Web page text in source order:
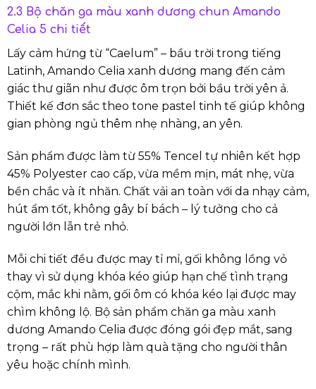
2.3 Bộ chăn ga màu xanh dương chun Amando
Celia 5 chi tiết
Lấy cảm hứng từ “Caelum” – bầu trời trong tiếng
Latinh, Amando Celia xanh dương mang đến cảm
giác thư giãn như được ôm trọn bởi bầu trời yên ả.
Thiết kế đơn sắc theo tone pastel tinh tế giúp không
gian phòng ngủ thêm nhẹ nhàng, an yên.
Sản phẩm được làm từ 55% Tencel tự nhiên kết hợp
45% Polyester cao cấp, vừa mềm mịn, mát nhẹ, vừa
bền chắc và ít nhăn. Chất vải an toàn với da nhạy cảm,
hút ẩm tốt, không gây bí bách – lý tưởng cho cả
người lớn lẫn trẻ nhỏ.
Mỗi chi tiết đều được may tỉ mỉ, gối không lồng vỏ
thay vì sử dụng khóa kéo giúp hạn chế tình trạng
cộm, mắc khi nằm, gối ôm có khóa kéo lại được may
chìm không lộ. Bộ sản phẩm chăn ga màu xanh
dương Amando Celia được đóng gói đẹp mắt, sang
trọng – rất phù hợp làm quà tặng cho người thân
yêu hoặc chính mình.